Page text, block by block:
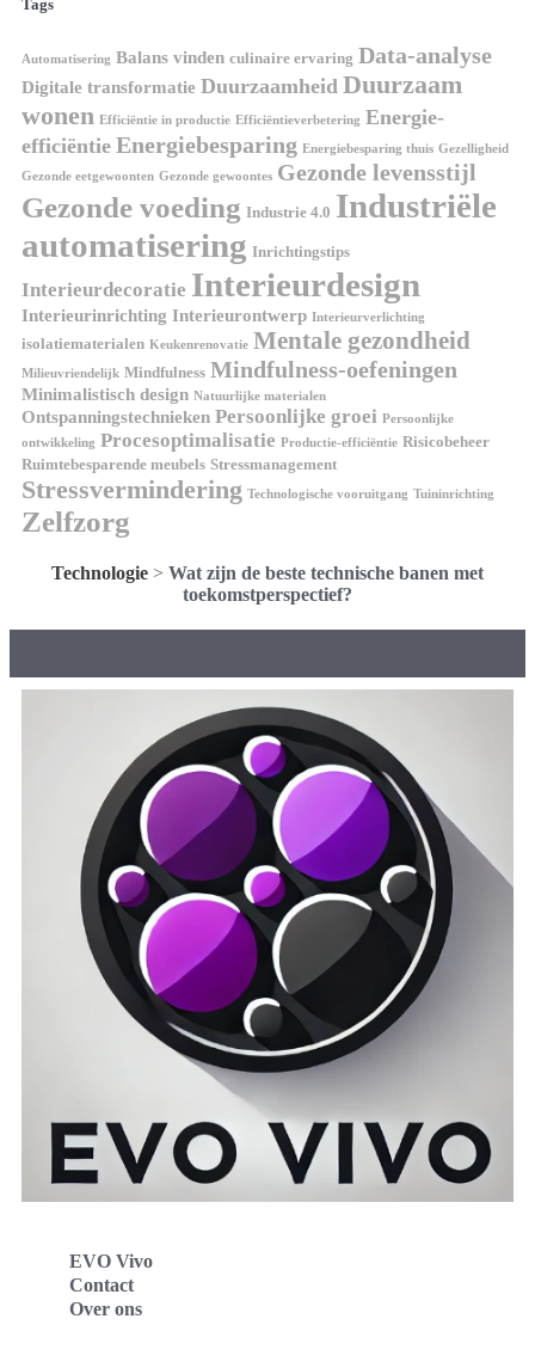
Tags
Automatisering Balans vinden culinaire ervaring Data-analyse
Digitale transformatie Duurzaamheid Duurzaam
wonen Efficiëntie in productie Efficiëntieverbetering Energie-
efficiëntie Energiebesparing Energiebesparing thuis Gezelligheid
Gezonde eetgewoonten Gezonde gewoontes Gezonde levensstijl
Gezonde voeding Industrie 4.0 Industriële
automatisering Inrichtingstips
Interieurdecoratie Interieurdesign
Interieurinrichting Interieurontwerp Interieurverlichting
isolatiematerialen Keukenrenovatie Mentale gezondheid
Milieuvriendelijk Mindfulness Mindfulness-oefeningen
Minimalistisch design Natuurlijke materialen
Ontspanningstechnieken Persoonlijke groei Persoonlijke
ontwikkeling Procesoptimalisatie Productie-efficiëntie Risicobeheer
Ruimtebesparende meubels Stressmanagement
Stressvermindering Technologische vooruitgang Tuininrichting
Zelfzorg
Technologie > Wat zijn de beste technische banen met
toekomstperspectief?
EVO Vivo
Contact
Over ons